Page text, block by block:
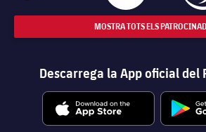
MOSTRA TOTS ELS
Descarrega la App oficial del